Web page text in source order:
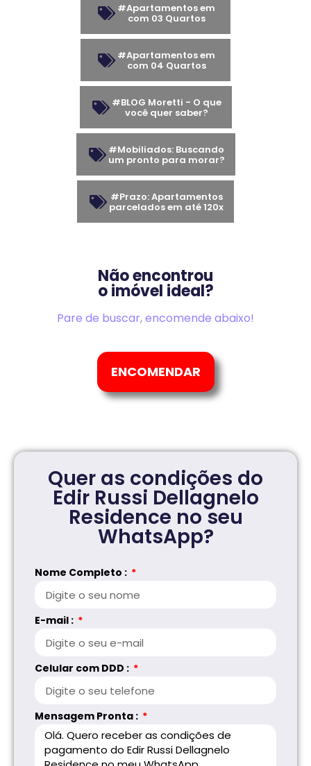
#Apartamentos em
com 03 Quartos
#Apartamentos em
com 04 Quartos
#BLOG Moretti - O que
você quer saber?
#Mobiliados: Buscando
um pronto para morar?
#Prazo: Apartamentos
parcelados em até 120x
Não encontrou
o imóvel ideal?
Pare de buscar, encomende abaixo!
ENCOMENDAR
Quer as condições do
Edir Russi Dellagnelo
Residence no seu
WhatsApp?
Nome Completo :
E-mail :
Celular com DDD :
Mensagem Pronta :